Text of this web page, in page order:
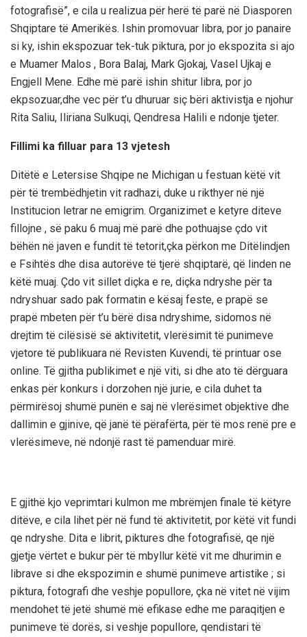
fotografisë”, e cila u realizua për herë të parë në Diasporen
Shqiptare të Amerikës. Ishin promovuar libra, por jo panaire
si ky, ishin ekspozuar tek-tuk piktura, por jo ekspozita si ajo
e Muamer Malos , Bora Balaj, Mark Gjokaj, Vasel Ujkaj e
Engjell Mene. Edhe më parë ishin shitur libra, por jo
ekpsozuar,dhe vec për t’u dhuruar siç bëri aktivistja e njohur
Rita Saliu, Iliriana Sulkuqi, Qendresa Halili e ndonje tjeter.
Fillimi ka filluar para 13 vjetesh
Ditëtë e Letersise Shqipe ne Michigan u festuan këtë vit
për të trembëdhjetin vit radhazi, duke u rikthyer në një
Institucion letrar ne emigrim. Organizimet e ketyre diteve
fillojne , së paku 6 muaj më parë dhe pothuajse çdo vit
bëhën në javen e fundit të tetorit,çka përkon me Ditëlindjen
e Fsihtës dhe disa autorëve të tjerë shqiptarë, që linden ne
këtë muaj. Çdo vit sillet diçka e re, diçka ndryshe për ta
ndryshuar sado pak formatin e kësaj feste, e prapë se
prapë mbeten për t’u bërë disa ndryshime, sidomos në
drejtim të cilësisë së aktivitetit, vlerësimit të punimeve
vjetore të publikuara në Revisten Kuvendi, të printuar ose
online. Të gjitha publikimet e një viti, si dhe ato të dërguara
enkas për konkurs i dorzohen një jurie, e cila duhet ta
përmirësoj shumë punën e saj në vlerësimet objektive dhe
dallimin e gjinive, që janë të përafërta, për të mos renë pre e
vlerësimeve, në ndonjë rast të pamenduar mirë.
E gjithë kjo veprimtari kulmon me mbrëmjen finale të këtyre
ditëve, e cila lihet për në fund të aktivitetit, por këtë vit fundi
qe ndryshe. Dita e librit, piktures dhe fotografisë, qe një
gjetje vërtet e bukur për të mbyllur këtë vit me dhurimin e
librave si dhe ekspozimin e shumë punimeve artistike ; si
piktura, fotografi dhe veshje popullore, çka në vitet në vijim
mendohet të jetë shumë më efikase edhe me paraqitjen e
punimeve të dorës, si veshje popullore, qendistari të